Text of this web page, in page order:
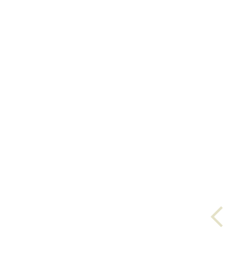
Anterior